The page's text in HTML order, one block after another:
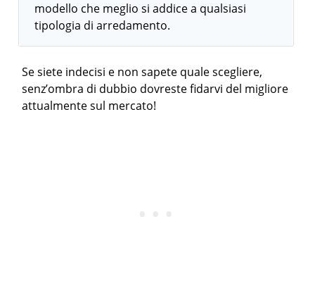
modello che meglio si addice a qualsiasi
tipologia di arredamento.
Se siete indecisi e non sapete quale scegliere,
senz’ombra di dubbio dovreste fidarvi del migliore
attualmente sul mercato!